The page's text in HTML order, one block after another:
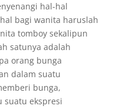
hal-hal
bagi wanita haruslah
tomboy sekalipun
satunya adalah
orang bunga
dalam suatu
bunga,
suatu ekspresi